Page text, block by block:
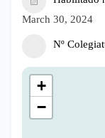
March 30, 2024
Nº
+
−